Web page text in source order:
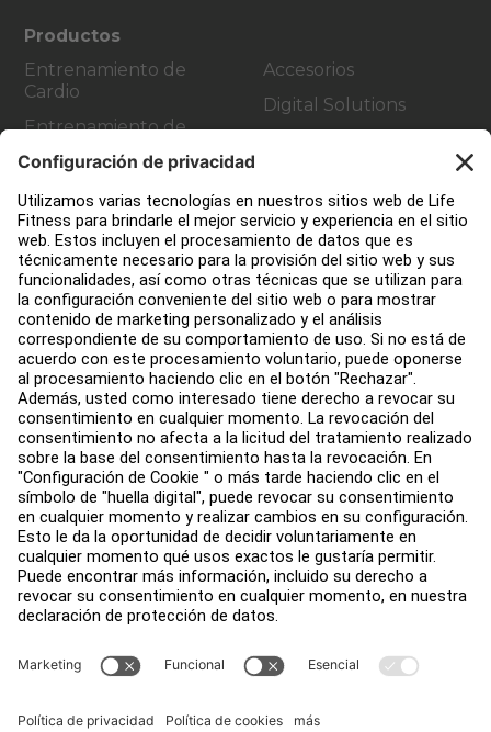
Productos
Entrenamiento de
Cardio
Entrenamiento de
Accesorios
Digital Solutions
Atención al cliente
Diseño de instalaciones de fitness
Centro de servicios
Centro de Educación
Quiénes somos
Buscar un distribuidor
Encuentra una tienda
Legal
Accesibilidad
Trabaja con nosotros
Iniciar sesión en Facility Connect